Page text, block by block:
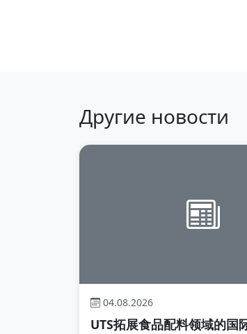
Другие новости
04.08.2026
UTS拓展食品配料领域的国